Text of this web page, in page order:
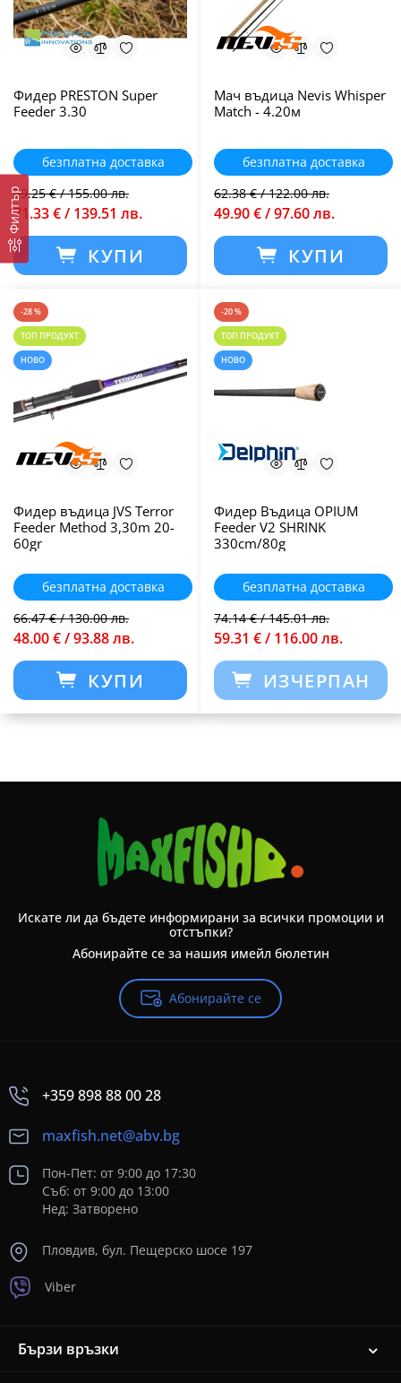
Филтър
Фидер PRESTON Super
Feeder 3.30
безплатна доставка
79.25 € / 155.00 лв.
71.33 € / 139.51 лв.
КУПИ
Мач въдица Nevis Whisper
Match - 4.20м
безплатна доставка
62.38 € / 122.00 лв.
49.90 € / 97.60 лв.
КУПИ
-28 %
ТОП ПРОДУКТ
НОВО
Фидер въдица JVS Terror
Feeder Method 3,30m 20-
60gr
безплатна доставка
66.47 € / 130.00 лв.
48.00 € / 93.88 лв.
КУПИ
-20 %
ТОП ПРОДУКТ
НОВО
Фидер Въдица OPIUM
Feeder V2 SHRINK
330cm/80g
безплатна доставка
74.14 € / 145.01 лв.
59.31 € / 116.00 лв.
ИЗЧЕРПАН
Искате ли да бъдете информирани за всички промоции и
отстъпки?
Абонирайте се за нашия имейл бюлетин
Абонирайте се
+359 898 88 00 28
maxfish.net@abv.bg
Пон-Пет: от 9:00 до 17:30
Съб: от 9:00 до 13:00
Нед: Затворено
Пловдив, бул. Пещерско шосе 197
Viber
Бързи връзки